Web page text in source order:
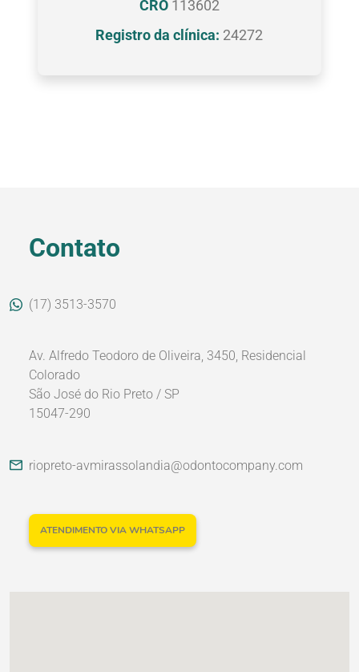
CRO113602
Registro da clínica: 24272
Contato
(17) 3513-3570
Av. Alfredo Teodoro de Oliveira, 3450, Residencial
Colorado
São José do Rio Preto / SP
15047-290
riopreto-avmirassolandia@odontocompany.com
ATENDIMENTO VIA WHATSAPP